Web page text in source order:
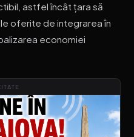
astfel încât țara să
oferite de integrarea în
economiei